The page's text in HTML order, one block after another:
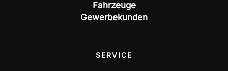
Fahrzeuge
Gewerbekunden
SERVICE